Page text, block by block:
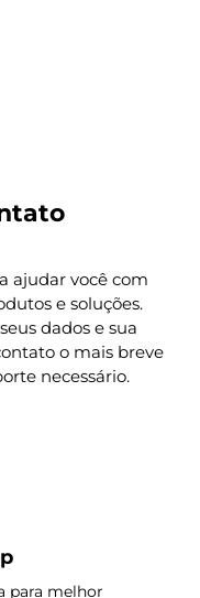
ajudar você com
e soluções.
dados e sua
o mais breve
necessário.
para melhor